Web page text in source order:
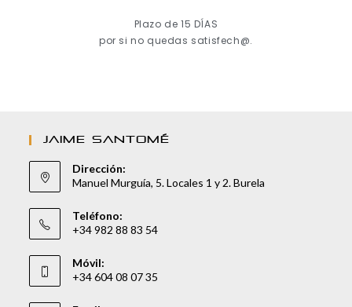
Plazo de 15 DÍAS
por si no quedas satisfech@.
JAIME SANTOMÉ
Dirección:
Manuel Murguía, 5. Locales 1 y 2. Burela
Teléfono:
+34 982 88 83 54
Móvil:
+34 604 08 07 35